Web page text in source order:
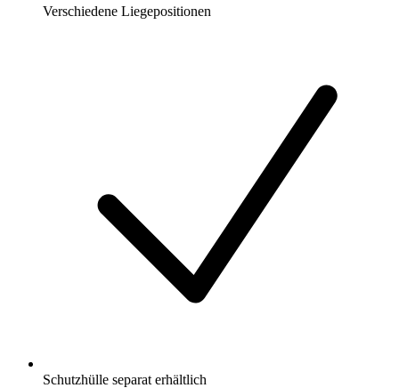
Verschiedene Liegepositionen
Schutzhülle separat erhältlich